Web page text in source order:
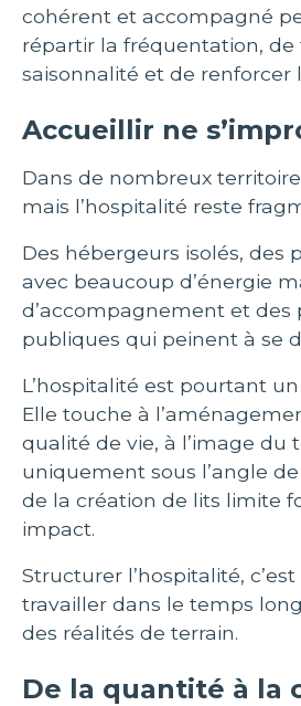
cohérent et accompagné
répartir la fréquentation, de
saisonnalité et de renforcer
Accueillir ne
Dans de nombreux
mais l’hospitalité reste
Des hébergeurs isolés, des
avec beaucoup d’énergie
d’accompagnement et des
publiques qui peinent à se
L’hospitalité est pourtant
Elle touche à
qualité de vie, à l’image du
uniquement sous l’angle
de la création de lits limite
impact.
Structurer l’hospitalité,
travailler dans le temps
des réalités de terrain.
De la quantité à la